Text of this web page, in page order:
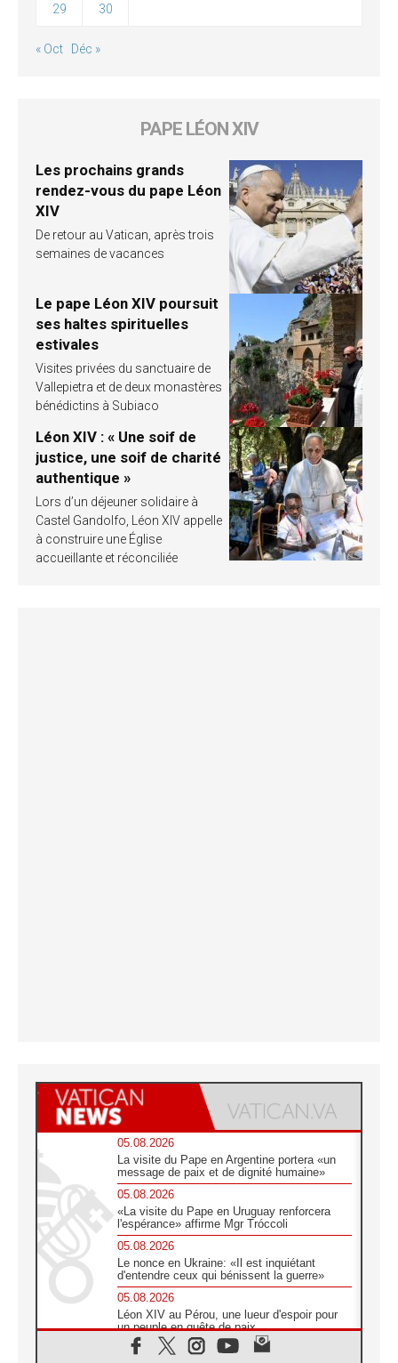
29 30
« Oct Déc »
PAPE LÉON XIV
Les prochains grands
rendez-vous du pape Léon
XIV
De retour au Vatican, après trois
semaines de vacances
Le pape Léon XIV poursuit
ses haltes spirituelles
estivales
Visites privées du sanctuaire de
Vallepietra et de deux monastères
bénédictins à Subiaco
Léon XIV : « Une soif de
justice, une soif de charité
authentique »
Lors d’un déjeuner solidaire à
Castel Gandolfo, Léon XIV appelle
à construire une Église
accueillante et réconciliée
05.08.2026
La visite du Pape en Argentine portera «un
message de paix et de dignité humaine»
05.08.2026
«La visite du Pape en Uruguay renforcera
l'espérance» affirme Mgr Tróccoli
05.08.2026
Le nonce en Ukraine: «Il est inquiétant
d'entendre ceux qui bénissent la guerre»
05.08.2026
Léon XIV au Pérou, une lueur d'espoir pour
un peuple en quête de paix
05.08.2026